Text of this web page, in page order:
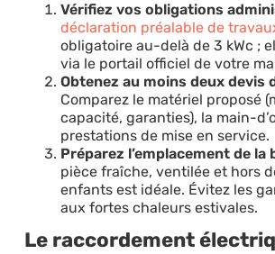
Vérifiez vos obligations
déclaration préalable de
obligatoire au-delà de 3 kWc ;
via le portail officiel de votre
Obtenez au moins deux devis
Comparez le matériel proposé
capacité, garanties), la main-
prestations de mise en service.
Préparez l’emplacement de la
pièce fraîche, ventilée et hors
enfants est idéale. Évitez les
aux fortes chaleurs estivales.
Le raccordement